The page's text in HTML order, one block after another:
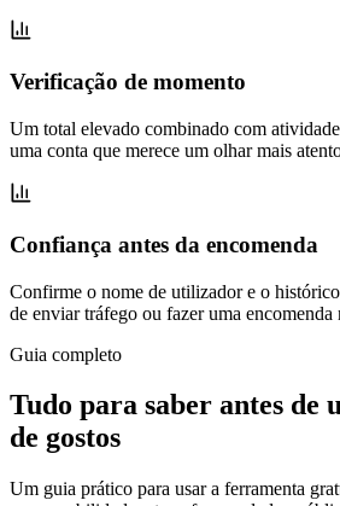
Verificação de momento
Um total elevado combinado com
uma conta que merece um olhar mais
Confiança antes da encomenda
Confirme o nome de utilizador e o
de enviar tráfego ou fazer uma
Guia completo
Tudo para saber antes de
de gostos
Um guia prático para usar a ferramenta